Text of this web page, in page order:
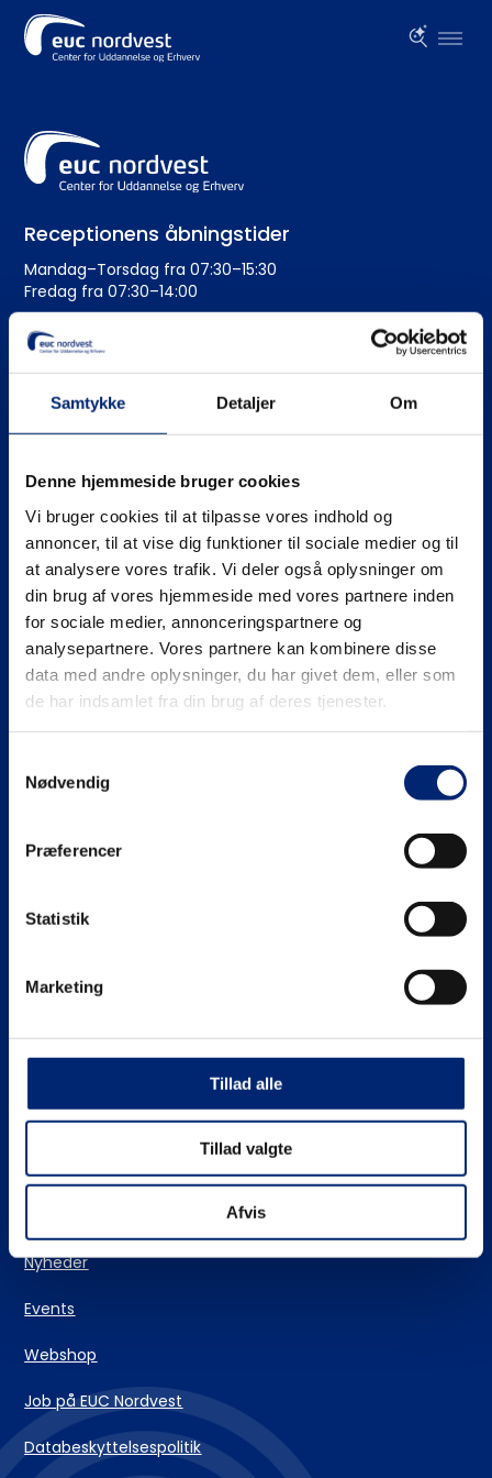
Samtykke Detaljer Om
Denne hjemmeside bruger cookies
Vi bruger cookies til at tilpasse vores indhold og
annoncer, til at vise dig funktioner til sociale medier og til
at analysere vores trafik. Vi deler også oplysninger om
din brug af vores hjemmeside med vores partnere inden
for sociale medier, annonceringspartnere og
analysepartnere. Vores partnere kan kombinere disse
data med andre oplysninger, du har givet dem, eller som
de har indsamlet fra din brug af deres tjenester.
Nødvendig
Præferencer
Statistik
Marketing
Tillad alle
Tillad valgte
Afvis
Receptionens åbningstider
Mandag–Torsdag fra 07:30–15:30
Fredag fra 07:30–14:00
Administration
euc@eucnordvest.dk
CVR nr.: 3930 1016
Se mere på
Gymnasiale uddannelser (HHX | HTX)
HTX
Erhvervsuddannelser (EUD | EUX)
Teknisk
Maritime uddannelser
Kursuscentret.nu
EUC Nordvests skolehjem
Login og IT-support
Kontakt
Nyheder
Events
Webshop
Job på EUC Nordvest
Databeskyttelsespolitik